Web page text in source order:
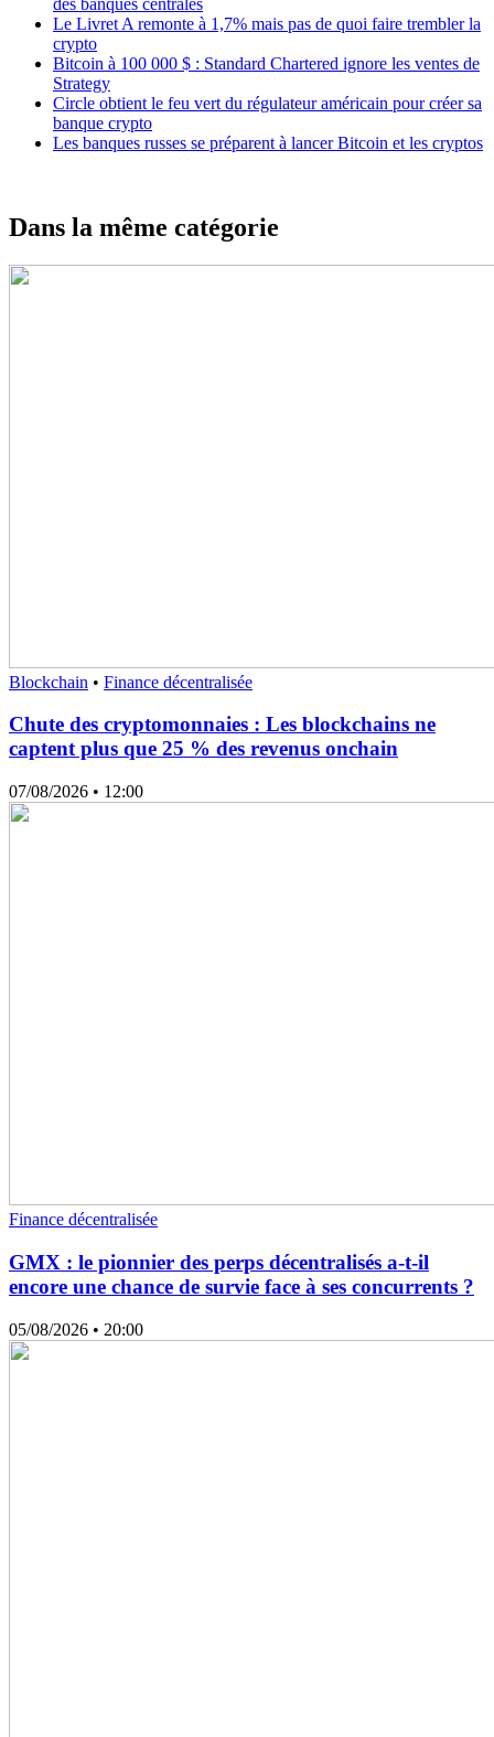
Le Livret A remonte à 1,7% mais pas de quoi faire trembler la
crypto
Bitcoin à 100 000 $ : Standard Chartered ignore les ventes de
Strategy
Circle obtient le feu vert du régulateur américain pour créer sa
banque crypto
Les banques russes se préparent à lancer Bitcoin et les cryptos
Dans la même catégorie
Blockchain • Finance décentralisée
Chute des cryptomonnaies : Les blockchains ne
captent plus que 25 % des revenus onchain
07/08/2026 • 12:00
Finance décentralisée
GMX : le pionnier des perps décentralisés a-t-il
encore une chance de survie face à ses concurrents ?
05/08/2026 • 20:00